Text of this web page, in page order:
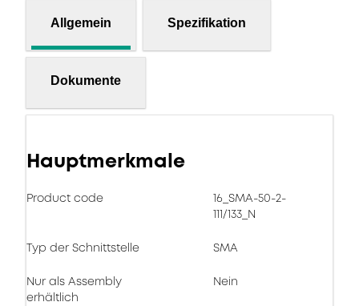
Allgemein Spezifikation
Dokumente
Hauptmerkmale
Product code
16_SMA-50-2-
111/133_N
Typ der Schnittstelle SMA
Nur als Assembly
erhältlich
Nein